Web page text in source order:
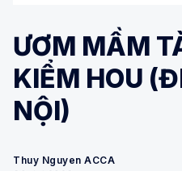
ƯƠM MẦM
KIỂM HOU
NỘI)
Thuy Nguyen ACCA